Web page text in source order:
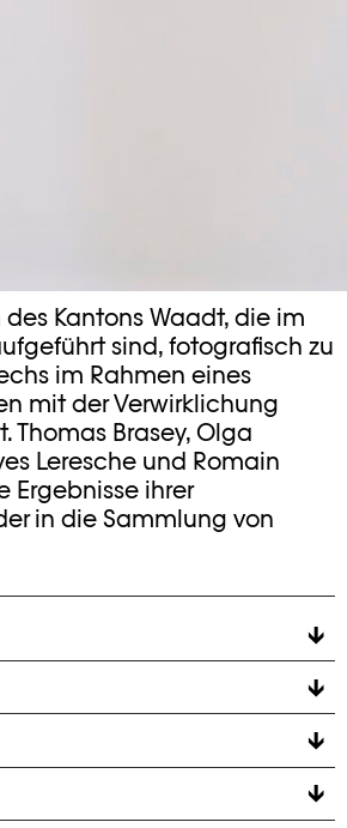
Kantons Waadt, die im
sind, fotografisch zu
im Rahmen eines
mit der Verwirklichung
Thomas Brasey, Olga
Leresche und Romain
Ergebnisse ihrer
in die Sammlung von
Thomas Brasey in
Chemie an der
Kommunikation an der
in visueller